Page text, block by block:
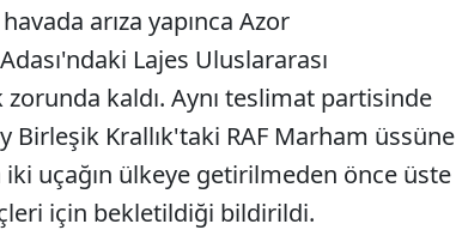
arıza yapınca Azor
Lajes Uluslararası
zorunda kaldı. Aynı teslimat partisinde
Birleşik Krallık'taki RAF Marham üssüne
iki uçağın ülkeye getirilmeden önce üste
için bekletildiği bildirildi.